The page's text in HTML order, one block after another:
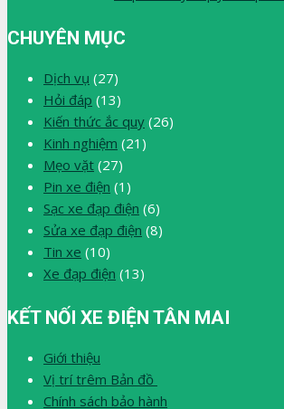
CHUYÊN MỤC
Dịch vụ (27)
Hỏi đáp (13)
Kiến thức ắc quy (26)
Kinh nghiệm (21)
Mẹo vặt (27)
Pin xe điện (1)
Sạc xe đạp điện (6)
Sửa xe đạp điện (8)
Tin xe (10)
Xe đạp điện (13)
KẾT NỐI XE ĐIỆN TÂN MAI
Giới thiệu
Vị trí trêm Bản đồ
Chính sách bảo hành